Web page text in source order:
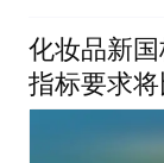
化妆品新
指标要求